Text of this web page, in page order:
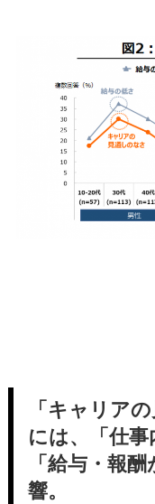
「キャリア
には、「仕
「給与・報
響。